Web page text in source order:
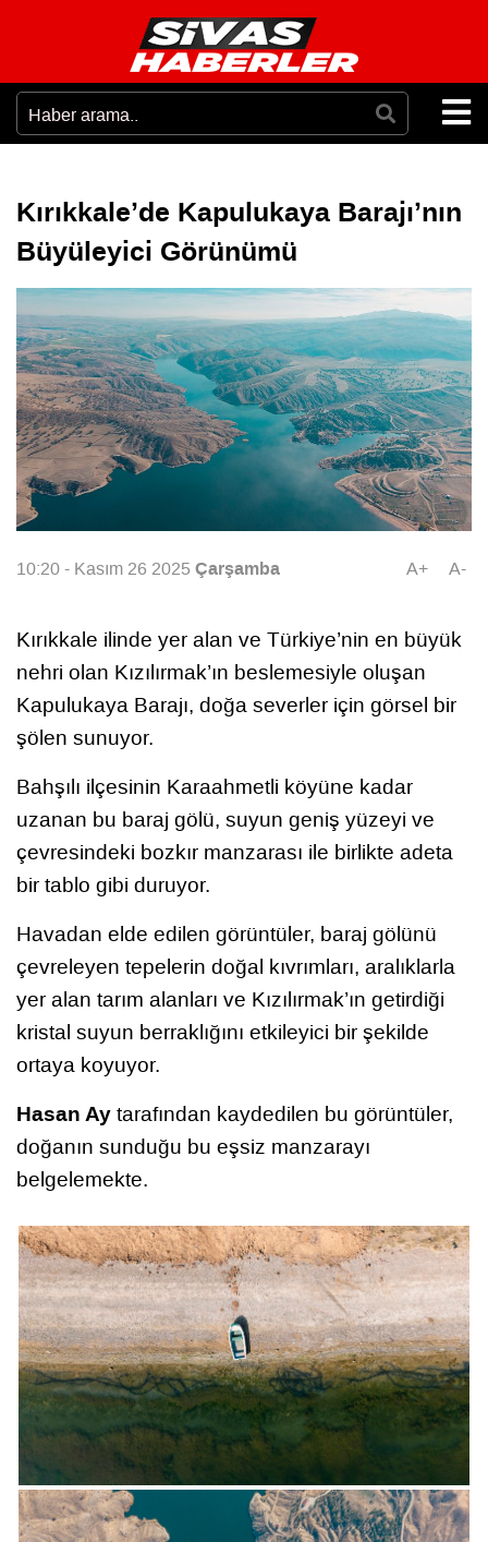
Kırıkkale’de Kapulukaya Barajı’nın
Büyüleyici Görünümü
10:20 - Kasım 26 2025Çarşamba A+ A-
Kırıkkale ilinde yer alan ve Türkiye’nin en büyük
nehri olan Kızılırmak’ın beslemesiyle oluşan
Kapulukaya Barajı, doğa severler için görsel bir
şölen sunuyor.
Bahşılı ilçesinin Karaahmetli köyüne kadar
uzanan bu baraj gölü, suyun geniş yüzeyi ve
çevresindeki bozkır manzarası ile birlikte adeta
bir tablo gibi duruyor.
Havadan elde edilen görüntüler, baraj gölünü
çevreleyen tepelerin doğal kıvrımları, aralıklarla
yer alan tarım alanları ve Kızılırmak’ın getirdiği
kristal suyun berraklığını etkileyici bir şekilde
ortaya koyuyor.
Hasan Ay tarafından kaydedilen bu görüntüler,
doğanın sunduğu bu eşsiz manzarayı
belgelemekte.